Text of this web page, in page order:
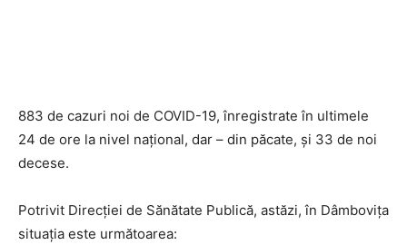
883 de cazuri noi de COVID-19, înregistrate în ultimele
24 de ore la nivel național, dar – din păcate, și 33 de noi
decese.
Potrivit Direcției de Sănătate Publică, astăzi, în Dâmbovița
situația este următoarea: